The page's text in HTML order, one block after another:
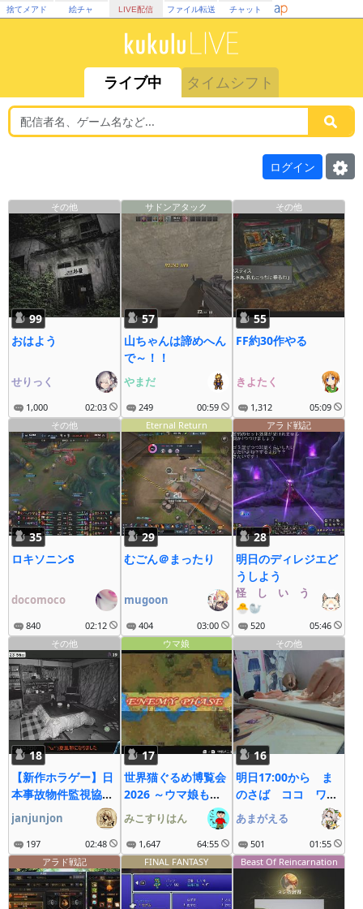
捨てメアド 絵チャ LIVE配信 ファイル転送 チャット
ライブ中 タイムシフト
ログイン
その他
99
おはよう
せりっく
1,000 02:03
サドンアタック
57
山ちゃんは諦めへん
で～！！
やまだ
249 00:59
その他
55
FF約30作やる
きよたく
1,312
05:09
その他
35
ロキソニンS
docomoco
840 02:12
Eternal Return
29
むごん＠まったり
mugoon
404 03:00
アラド戦記
28
明日のディレジエど
うしよう
怪゚し゚い゚う゚な゚ぎ゚
🐣🦭
520
05:46
その他
18
【新作ホラゲー】日
本事故物件監視協会
3janjunjon
197 02:48
ウマ娘
17
世界猫ぐるめ博覧会
2026 ～ウマ娘も大
疾走にゃ～
みこすりはん
1,647 64:55
その他
16
明日17:00から ま
のさば ココ ワン
デイやるぞ！！！
あまがえる
501
01:55
アラド戦記
FINAL FANTASY Beast Of Reincarnation